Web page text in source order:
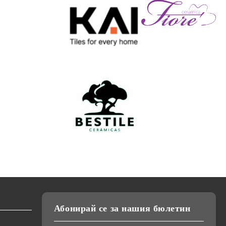
Абонирай се за нашия бюлетин